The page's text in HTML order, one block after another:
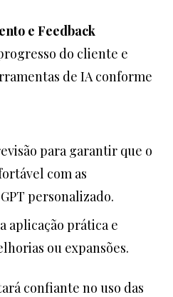
e Feedback
do cliente e
de IA conforme
para garantir que o
com as
personalizado.
aplicação prática e
ou expansões.
confiante no uso das